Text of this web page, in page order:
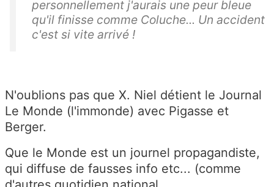
personnellement j'aurais une peur bleue
qu'il finisse comme Coluche... Un accident
c'est si vite arrivé !
N'oublions pas que X. Niel détient le Journal
Le Monde (l'immonde) avec Pigasse et
Berger.
Que le Monde est un journel propagandiste,
qui diffuse de fausses info etc... (comme